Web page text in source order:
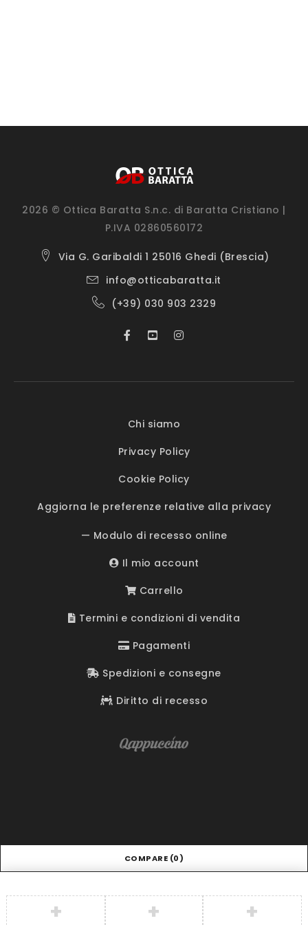
2026 © Ottica Baratta S.n.c. di Baratta Cristiano |
P.IVA 02860560172
Via G. Garibaldi 1 25016 Ghedi (Brescia)
info@otticabaratta.it
(+39) 030 903 2329
Chi siamo
Privacy Policy
Cookie Policy
Aggiorna le preferenze relative alla privacy
— Modulo di recesso online
Il mio account
Carrello
Termini e condizioni di vendita
Pagamenti
Spedizioni e consegne
Diritto di recesso
COMPARE (0)